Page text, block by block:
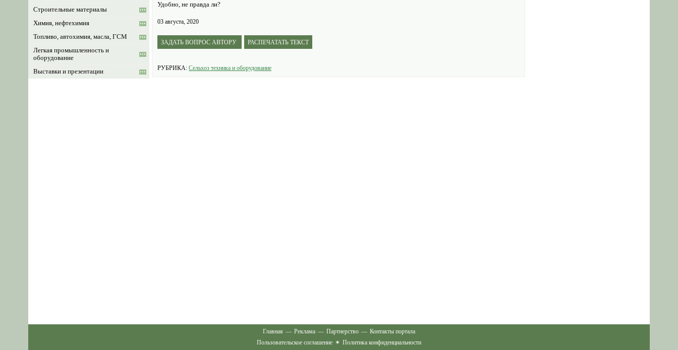
Строительные материалы
Химия, нефтехимия
Топливо, автохимия, масла, ГСМ
Легкая промышленность и
оборудование
Выставки и презентации
Удобно, не правда ли?
03 августа, 2020
ЗАДАТЬ ВОПРОС АВТОРУ РАСПЕЧАТАТЬ ТЕКСТ
РУБРИКА: Сельхоз техника и оборудование
Главная — Реклама — Партнерство — Контакты портала
Пользовательское соглашение ✶ Политика конфиденциальности